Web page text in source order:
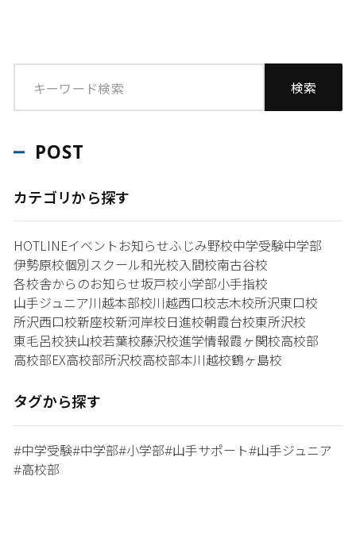
POST
カテゴリから探す
HOTLINEイベントお知らせふじみ野校中学受験中学部
伊勢原校個別スクール和光校入間校南古谷校
各校舎からのお知らせ坂戸校小学部小手指校
山手ジュニア川越本部校川越西口校志木校所沢東口校
所沢西口校新座校新河岸校日進校朝霞台校東所沢校
東毛呂校狭山校若葉校藤沢校進学情報霞ヶ関校高校部
高校部EX高校部所沢校高校部本川越校鶴ヶ島校
タグから探す
#中学受験#中学部#小学部#山手サポート#山手ジュニア
#高校部